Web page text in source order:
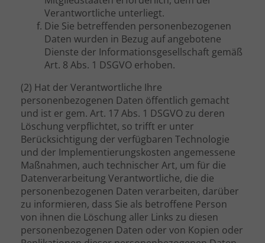
Verantwortliche unterliegt.
Die Sie betreffenden personenbezogenen
Daten wurden in Bezug auf angebotene
Dienste der Informationsgesellschaft gemäß
Art. 8 Abs. 1 DSGVO erhoben.
(2) Hat der Verantwortliche Ihre
personenbezogenen Daten öffentlich gemacht
und ist er gem. Art. 17 Abs. 1 DSGVO zu deren
Löschung verpflichtet, so trifft er unter
Berücksichtigung der verfügbaren Technologie
und der Implementierungskosten angemessene
Maßnahmen, auch technischer Art, um für die
Datenverarbeitung Verantwortliche, die die
personenbezogenen Daten verarbeiten, darüber
zu informieren, dass Sie als betroffene Person
von ihnen die Löschung aller Links zu diesen
personenbezogenen Daten oder von Kopien oder